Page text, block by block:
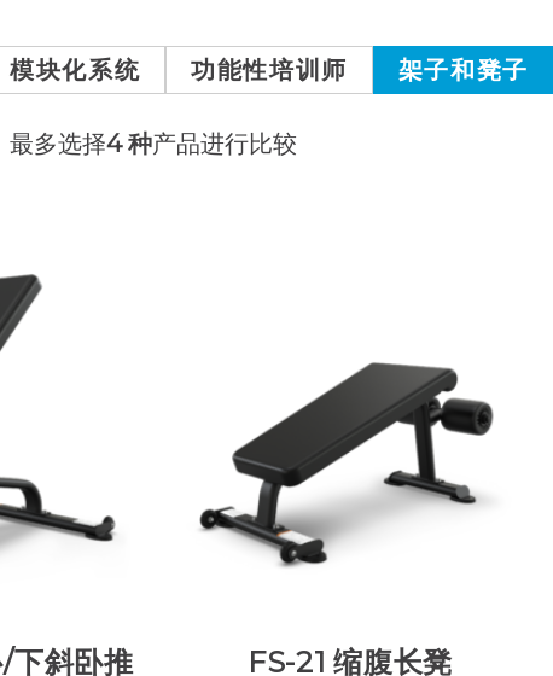
模块化系统 功能性培训师 架子和凳子
最多选择4 种产品进行比较
下斜卧推 FS-21 缩腹长凳